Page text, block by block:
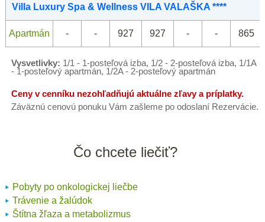
Villa Luxury Spa & Wellness VILA VALAŠKA ****
Apartmán - - 927 927 - - 865
Vysvetlivky: 1/1 - 1-posteľová izba, 1/2 - 2-posteľová izba, 1/1A
- 1-posteľový apartmán, 1/2A - 2-posteľový apartmán
Ceny v cenníku nezohľadňujú aktuálne zľavy a príplatky.
Záväznú cenovú ponuku Vám zašleme po odoslaní Rezervácie.
Čo chcete liečiť?
Pobyty po onkologickej liečbe
Trávenie a žalúdok
Štítna žľaza a metabolizmus